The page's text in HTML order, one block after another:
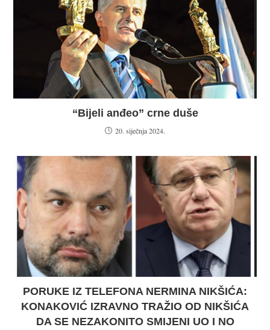
“Bijeli anđeo” crne duše
20. siječnja 2024.
PORUKE IZ TELEFONA NERMINA NIKŠIĆA:
KONAKOVIĆ IZRAVNO TRAŽIO OD NIKŠIĆA
DA SE NEZAKONITO SMIJENI UO I NO